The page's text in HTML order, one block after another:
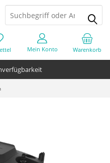
Warenkorb
Mein Konto